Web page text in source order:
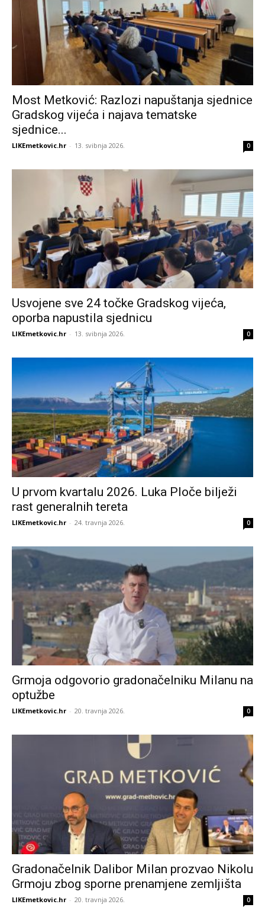
Most Metković: Razlozi napuštanja sjednice
Gradskog vijeća i najava tematske
sjednice...
LIKEmetkovic.hr - 13. svibnja 2026. 0
Usvojene sve 24 točke Gradskog vijeća,
oporba napustila sjednicu
LIKEmetkovic.hr - 13. svibnja 2026. 0
U prvom kvartalu 2026. Luka Ploče bilježi
rast generalnih tereta
LIKEmetkovic.hr - 24. travnja 2026. 0
Grmoja odgovorio gradonačelniku Milanu na
optužbe
LIKEmetkovic.hr - 20. travnja 2026. 0
Gradonačelnik Dalibor Milan prozvao Nikolu
Grmoju zbog sporne prenamjene zemljišta
LIKEmetkovic.hr - 20. travnja 2026. 0